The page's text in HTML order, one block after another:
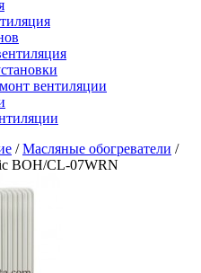
вентиляции
/Масляные обогреватели /
BOH/CL-07WRN